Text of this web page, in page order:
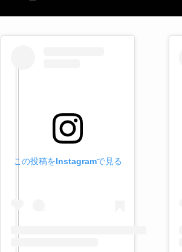
この投稿をInstagramで見る